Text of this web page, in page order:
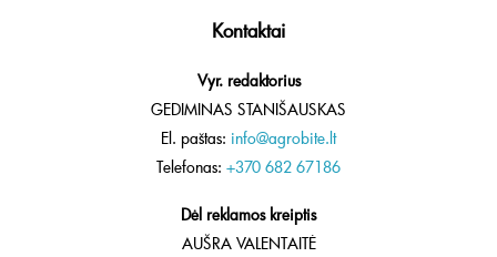
Kontaktai
Vyr. redaktorius
GEDIMINAS STANIŠAUSKAS
El. paštas: info@agrobite.lt
Telefonas: +370 682 67186
Dėl reklamos kreiptis
AUŠRA VALENTAITĖ